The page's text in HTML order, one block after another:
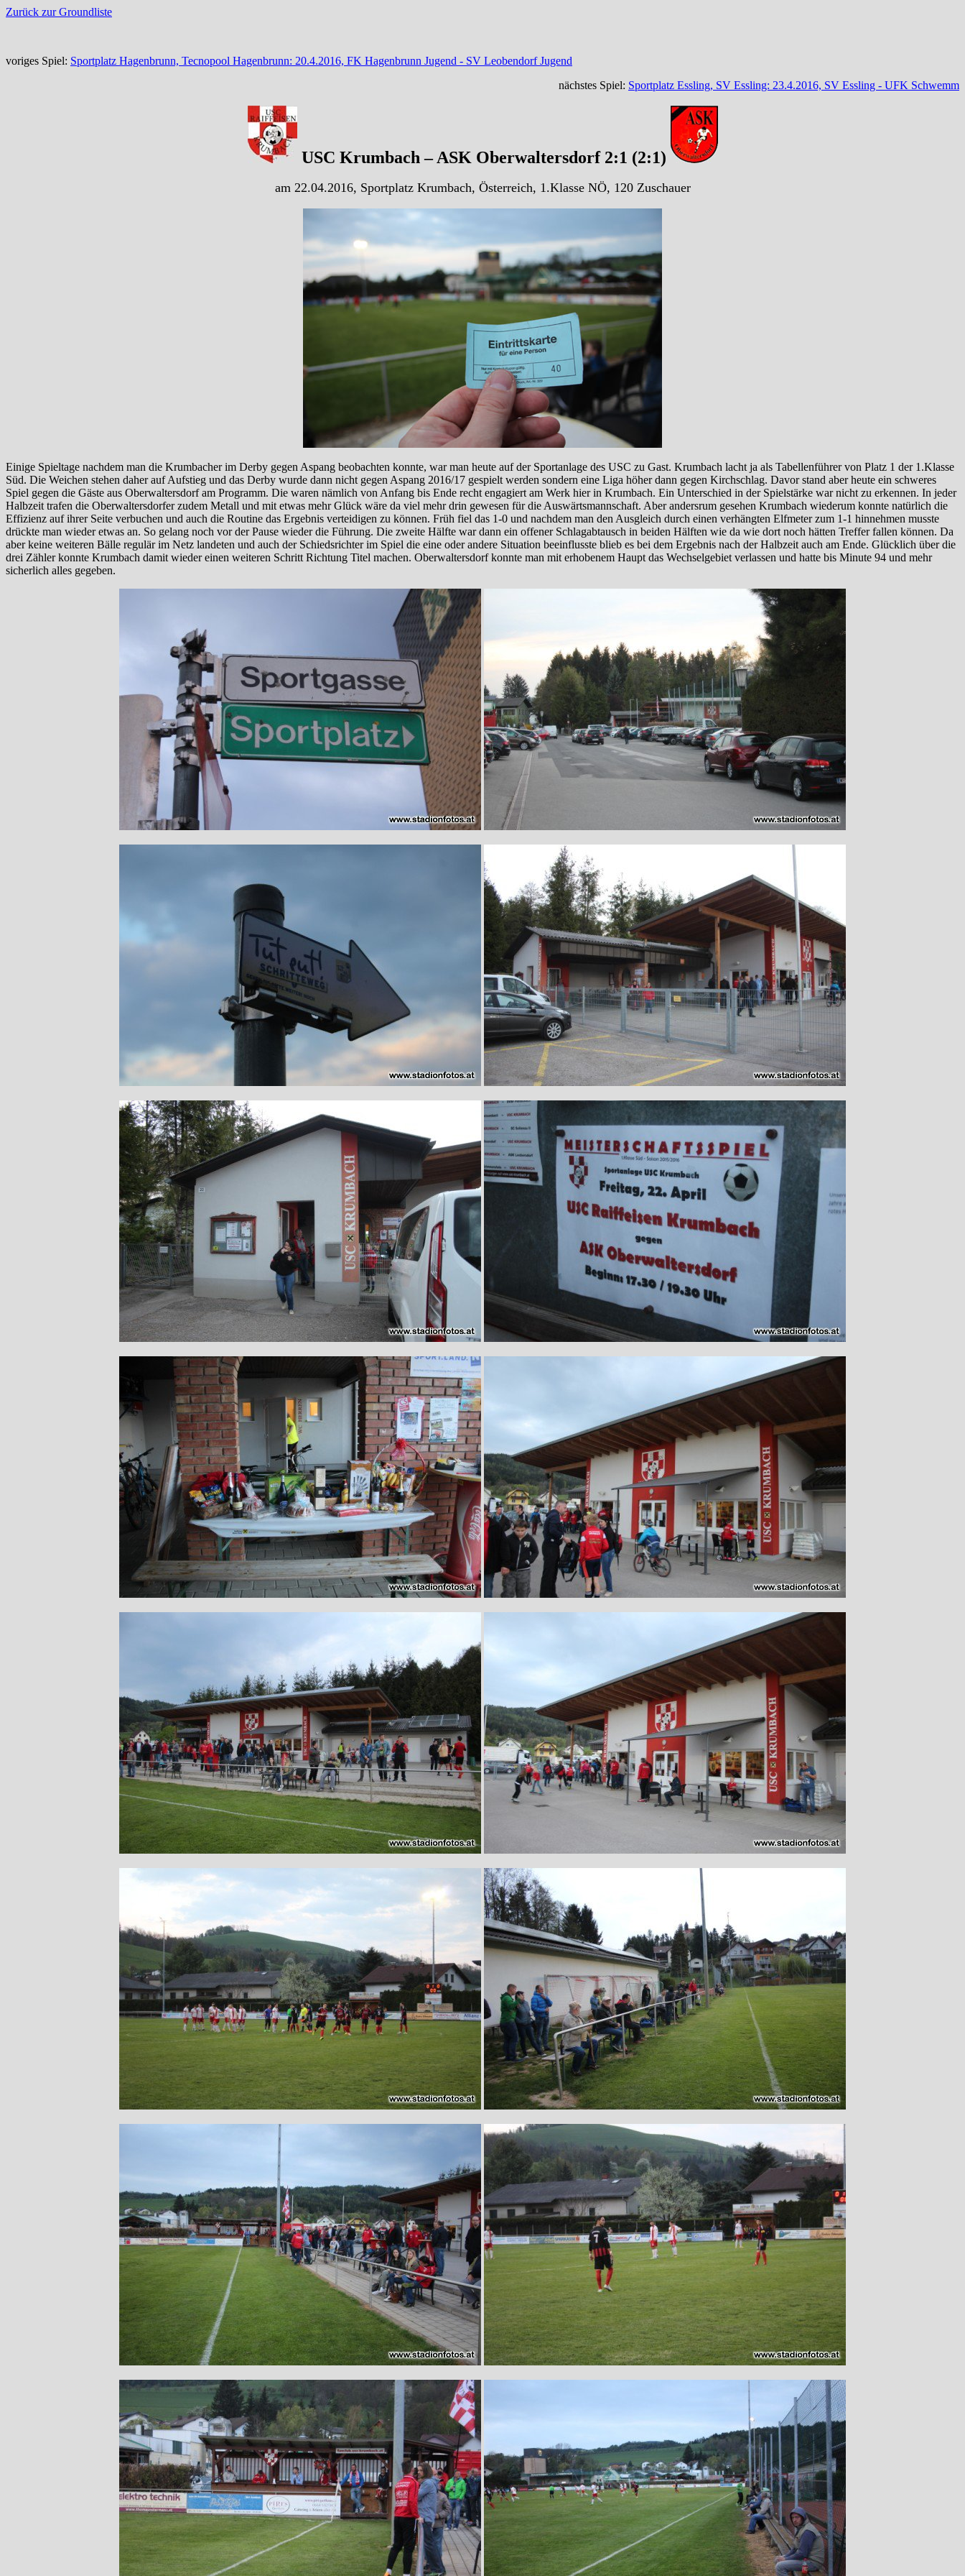
Zurück zur Groundliste
voriges Spiel: Sportplatz Hagenbrunn, Tecnopool Hagenbrunn: 20.4.2016, FK Hagenbrunn Jugend - SV Leobendorf Jugend
nächstes Spiel: Sportplatz Essling, SV Essling: 23.4.2016, SV Essling - UFK Schwemm
USC Krumbach – ASK Oberwaltersdorf 2:1 (2:1)
am 22.04.2016, Sportplatz Krumbach, Österreich, 1.Klasse NÖ, 120 Zuschauer
Einige Spieltage nachdem man die Krumbacher im Derby gegen Aspang beobachten konnte, war man heute auf der Sportanlage des USC zu Gast. Krumbach lacht ja als Tabellenführer von Platz 1 der 1.Klasse
Süd. Die Weichen stehen daher auf Aufstieg und das Derby wurde dann nicht gegen Aspang 2016/17 gespielt werden sondern eine Liga höher dann gegen Kirchschlag. Davor stand aber heute ein schweres
Spiel gegen die Gäste aus Oberwaltersdorf am Programm. Die waren nämlich von Anfang bis Ende recht engagiert am Werk hier in Krumbach. Ein Unterschied in der Spielstärke war nicht zu erkennen. In jeder
Halbzeit trafen die Oberwaltersdorfer zudem Metall und mit etwas mehr Glück wäre da viel mehr drin gewesen für die Auswärtsmannschaft. Aber andersrum gesehen Krumbach wiederum konnte natürlich die
Effizienz auf ihrer Seite verbuchen und auch die Routine das Ergebnis verteidigen zu können. Früh fiel das 1-0 und nachdem man den Ausgleich durch einen verhängten Elfmeter zum 1-1 hinnehmen musste
drückte man wieder etwas an. So gelang noch vor der Pause wieder die Führung. Die zweite Hälfte war dann ein offener Schlagabtausch in beiden Hälften wie da wie dort noch hätten Treffer fallen können. Da
aber keine weiteren Bälle regulär im Netz landeten und auch der Schiedsrichter im Spiel die eine oder andere Situation beeinflusste blieb es bei dem Ergebnis nach der Halbzeit auch am Ende. Glücklich über die
drei Zähler konnte Krumbach damit wieder einen weiteren Schritt Richtung Titel machen. Oberwaltersdorf konnte man mit erhobenem Haupt das Wechselgebiet verlassen und hatte bis Minute 94 und mehr
sicherlich alles gegeben.